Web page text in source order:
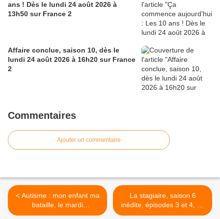
ans ! Dès le lundi 24 août 2026 à
13h50 sur France 2
Affaire conclue, saison 10, dès le
lundi 24 août 2026 à 16h20 sur France
2
Commentaires
Ajouter un commentaire
< Autisme : mon enfant ma
bataille, le mardi
30/03/2021 à 20h50 sur
La stagiaire, saison 6
inédite, épisodes 3 et 4, ce
soir à 21h05 sur France 3 >